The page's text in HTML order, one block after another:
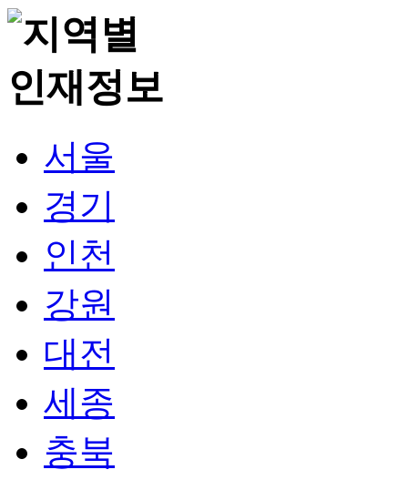
서울
경기
인천
강원
대전
세종
충북